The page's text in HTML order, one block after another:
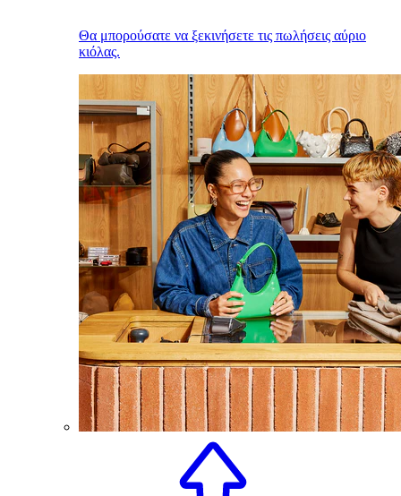
Θα μπορούσατε να ξεκινήσετε τις πωλήσεις αύριο
κιόλας.